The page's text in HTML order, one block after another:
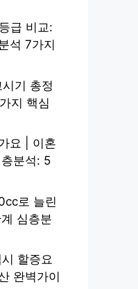
급 비교:
석 7가지
기 총정
지 핵심
요 | 이혼
분석: 5
로 늘린
심층분
할증요
완벽가이